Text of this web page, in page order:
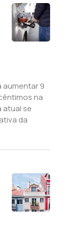
aumentar 9
na
atual se
da